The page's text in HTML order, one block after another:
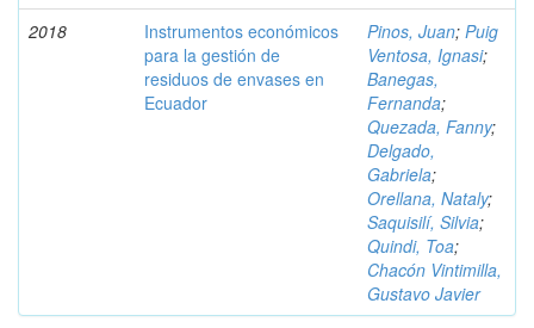
2018
Instrumentos económicos
para la gestión de
residuos de envases en
Ecuador
Pinos, Juan; Puig
Ventosa, Ignasi;
Banegas,
Fernanda;
Quezada, Fanny;
Delgado,
Gabriela;
Orellana, Nataly;
Saquisilí, Silvia;
Quindi, Toa;
Chacón Vintimilla,
Gustavo Javier